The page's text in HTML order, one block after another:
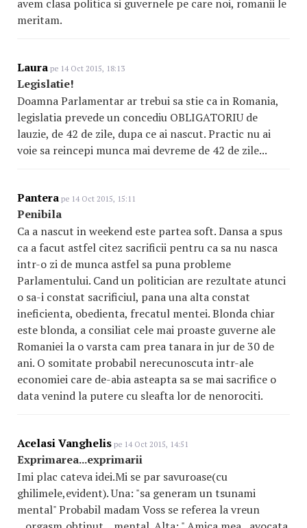
avem clasa politica si guvernele pe care noi, romanii le
meritam.
Laura pe 14 Oct 2015, 18:13
Legislatie!
Doamna Parlamentar ar trebui sa stie ca in Romania,
legislatia prevede un concediu OBLIGATORIU de
lauzie, de 42 de zile, dupa ce ai nascut. Practic nu ai
voie sa reincepi munca mai devreme de 42 de zile...
Pantera pe 14 Oct 2015, 15:11
Penibila
Ca a nascut in weekend este partea soft. Dansa a spus
ca a facut astfel citez sacrificii pentru ca sa nu nasca
intr-o zi de munca astfel sa puna probleme
Parlamentului. Cand un politician are rezultate atunci
o sa-i constat sacrificiul, pana una alta constat
ineficienta, obedienta, frecatul mentei. Blonda chiar
este blonda, a consiliat cele mai proaste guverne ale
Romaniei la o varsta cam prea tanara in jur de 30 de
ani. O somitate probabil nerecunoscuta intr-ale
economiei care de-abia asteapta sa se mai sacrifice o
data venind la putere cu sleafta lor de nenorociti.
Acelasi Vanghelis pe 14 Oct 2015, 14:51
Exprimarea...exprimarii
Imi plac cateva idei.Mi se par savuroase(cu
ghilimele,evident). Una: "sa generam un tsunami
mental" Probabil madam Voss se referea la vreun